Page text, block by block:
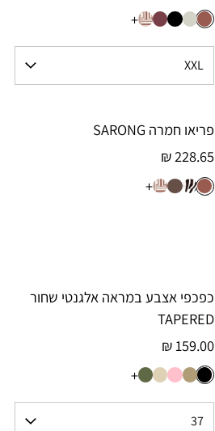
+
פריאו חמרה SARONG
228.65 ₪
+
כפכפי אצבע במראה אלגנטי שחור
TAPERED
159.00 ₪
+